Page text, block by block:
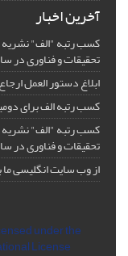
آخرین اخبار
کسب رتبه "الف" نشریه
تحقیقات و فناوری در سال
ابلاغ دستور العمل ارجاع
کسب رتبه الف برای
کسب رتبه "الف" نشریه
تحقیقات و فناوری در سال
از وب سایت انگلیسی ما
under the
License